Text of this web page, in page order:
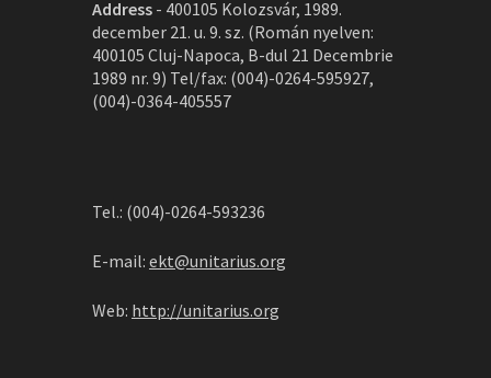
Address - 400105 Kolozsvár, 1989.
december 21. u. 9. sz. (Román nyelven:
400105 Cluj-Napoca, B-dul 21 Decembrie
1989 nr. 9) Tel/fax: (004)-0264-595927,
(004)-0364-405557
Tel.: (004)-0264-593236
E-mail: ekt@unitarius.org
Web: http://unitarius.org